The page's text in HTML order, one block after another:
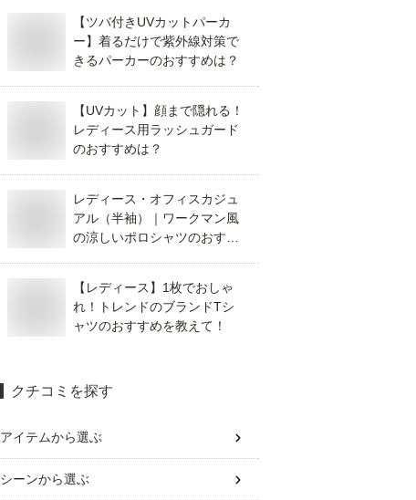
【ツバ付きUVカットパーカ
ー】着るだけで紫外線対策で
きるパーカーのおすすめは？
【UVカット】顔まで隠れる！
レディース用ラッシュガード
のおすすめは？
レディース・オフィスカジュ
アル（半袖）｜ワークマン風
の涼しいポロシャツのおすす
【レディース】1枚でおしゃ
れ！トレンドのブランドTシ
ャツのおすすめを教えて！
クチコミを探す
アイテムから選ぶ
シーンから選ぶ